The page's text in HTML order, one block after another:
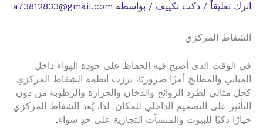
اترك تعليقاً / دكت تكييف / بواسطة a73812833@gmail.com
الشفاط المركزي
في الوقت الذي أصبح فيه الحفاظ على جودة الهواء داخل
المباني والمطابخ أمرًا ضروريًا، برزت أنظمة الشفاط المركزي
كحل مثالي لطرد الروائح والدخان والحرارة والرطوبة من دون
التأثير على التصميم الداخلي للمكان. لذا، يُعد الشفاط المركزي
خيارًا ذكيًا للبيوت والمنشآت التجارية على حدٍ سواء.